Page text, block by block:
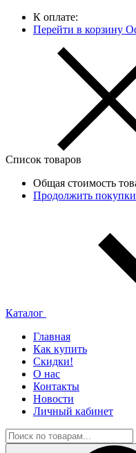
К оплате:
Перейти в корзину
Список товаров
Общая стоимость
Продолжить покупки
Каталог
Главная
Как купить
Скидки!
О нас
Контакты
Новости
Личный кабинет